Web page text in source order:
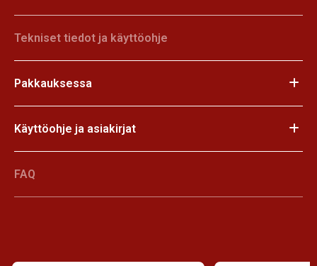
Tekniset tiedot ja käyttöohje
Pakkauksessa
Käyttöohje ja asiakirjat
FAQ